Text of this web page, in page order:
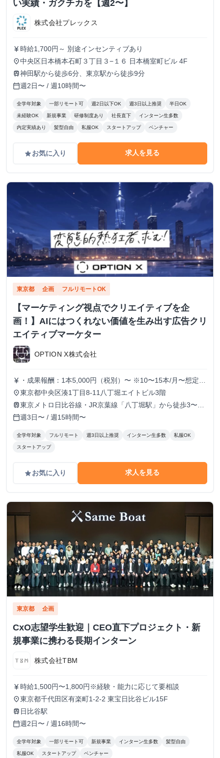
い実績・ガクチカを【週2〜】
株式会社プレックス
currency_yen 時給1,700円～ 別途インセンティブあり
place中央区日本橋本石町３丁目３−１６ 日本橋室町ビル 4F
train神田駅から徒歩6分、東京駅から徒歩9分
calendar_today週2日〜 / 週10時間〜
全学年対象 一部リモート可 週2日以下OK 週3日以上推奨 半日OK
未経験OK 新規事業 研修制度あり 社長直下 インターン生多数
内定実績あり 髪型自由 私服OK スタートアップ ベンチャー
gradeお気に入り 求人を見る
東京都 企画 フルリモートOK
【マーケティング視点でクリエイティブを企
画！】AIにはつくれない価値を生み出す広告クリ
エイティブマーケター
OPTION X株式会社
currency_yen ・成果報酬：1本5,000円（税別）〜 ※10〜15本/月〜想定
※経験、実績、能力等によって変動 ※トライアル期間の場
合変動あり
place東京都中央区湊1丁目8-11八丁堀エイトビル3階
train東京メトロ日比谷線・JR京葉線「八丁堀駅」から徒歩3〜6
分
calendar_today週3日〜 / 週15時間〜
全学年対象 フルリモート 週3日以上推奨 インターン生多数 私服OK
スタートアップ
gradeお気に入り 求人を見る
東京都 企画
CxO志望学生歓迎｜CEO直下プロジェクト・新
規事業に携わる長期インターン
株式会社TBM
currency_yen 時給1,500円〜1,800円※経験・能力に応じて要相談
place東京都千代田区有楽町1-2-2 東宝日比谷ビル15F
train 日比谷駅
calendar_today週2日〜 / 週16時間〜
全学年対象 一部リモート可 新規事業 インターン生多数 髪型自由
私服OK スタートアップ ベンチャー